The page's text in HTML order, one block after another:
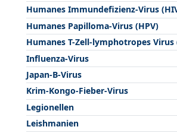
Humanes Immundefizienz-Virus
Humanes Papilloma-Virus (HPV)
Humanes T-Zell-lymphotropes Virus
Influenza-Virus
Japan-B-Virus
Krim-Kongo-Fieber-Virus
Legionellen
Leishmanien